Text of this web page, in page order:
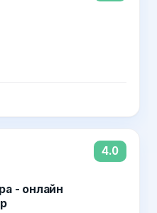
4.0
- онлайн